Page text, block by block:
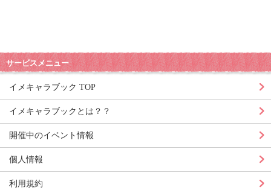
サービスメニュー
イメキャラブック TOP
イメキャラブックとは？？
開催中のイベント情報
個人情報
利用規約